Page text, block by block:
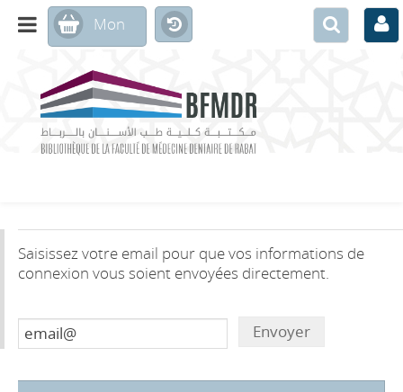
Saisissez votre email pour que vos informations de
connexion vous soient envoyées directement.